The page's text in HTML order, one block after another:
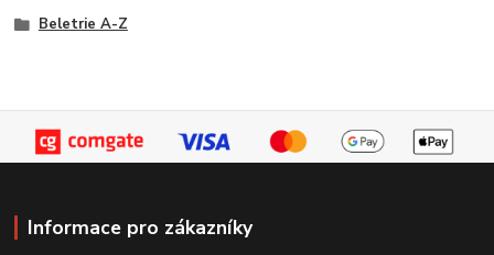
Beletrie A-Z
Informace pro zákazníky